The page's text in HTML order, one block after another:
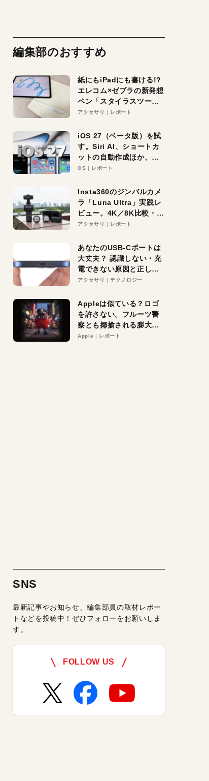
編集部のおすすめ
紙にもiPadにも書ける!?
エレコム×ゼブラの新発想
ペン「スタイラスツーウ
ェイ」レビュー。持ち替
アクセサリ レポート
iOS 27（ベータ版）を試
す。Siri AI、ショートカ
ットの自動作成ほか、期
待大の便利機能5選。
る未来はすぐそこ！
OS レポート
Insta360のジンバルカメ
ラ「Luna Ultra」実践レ
ビュー。4K／8K比較・ズ
ーム・夜間撮影をチェッ
アクセサリ レポート
あなたのUSB-Cポートは
大丈夫？ 認識しない・充
電できない原因と正しい
対策
アクセサリ テクノロジー
Appleは似ている？ロゴ
を許さない。フルーツ警
察とも揶揄される膨大な
異議申し立て。対象は非
Apple レポート
SNS
最新記事やお知らせ、編集部員の取材レポー
トなどを投稿中！ぜひフォローをお願いしま
す。
FOLLOW US